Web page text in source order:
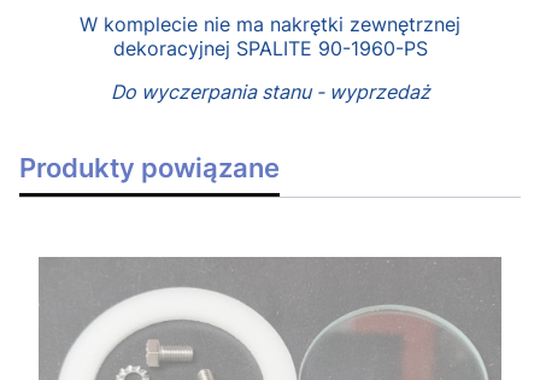
W komplecie nie ma nakrętki zewnętrznej
dekoracyjnej SPALITE 90-1960-PS
Do wyczerpania stanu - wyprzedaż
Produkty powiązane